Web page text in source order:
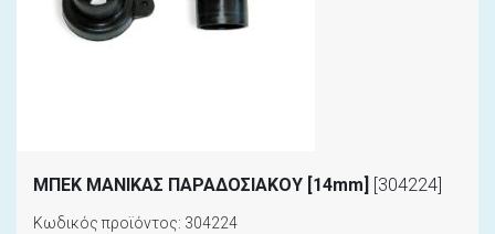
ΜΠΕΚ ΜΑΝΙΚΑΣ ΠΑΡΑΔΟΣΙΑΚΟΥ [14mm] [304224]
Κωδικός προϊόντος: 304224